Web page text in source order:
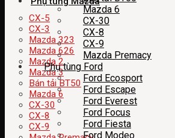
CX-5
CX-3
Mazda 323
Mazda 626
Mazda 2
Mazda 3
Bán tải BT50
Mazda 6
CX-30
CX-8
CX-9
Mazda 6
CX-30
CX-8
CX-9
Mazda Premacy
Phụ tùng Ford
Ford Ecosport
Ford Escape
Ford Everest
Ford Focus
Ford Fiesta
Ford Modeo